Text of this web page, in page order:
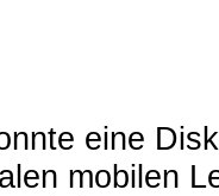
eine
mobilen